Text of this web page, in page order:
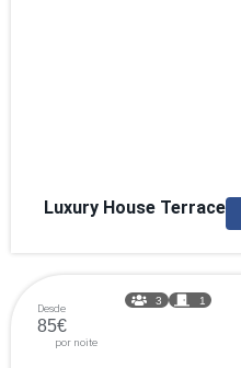
Luxury House Terrace
Desde
85€
por noite
3 1